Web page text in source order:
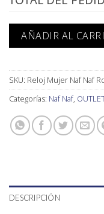
AÑADIR AL
SKU: Reloj Mujer Naf Naf
Categorías: Naf Naf,
DESCRIPCIÓN